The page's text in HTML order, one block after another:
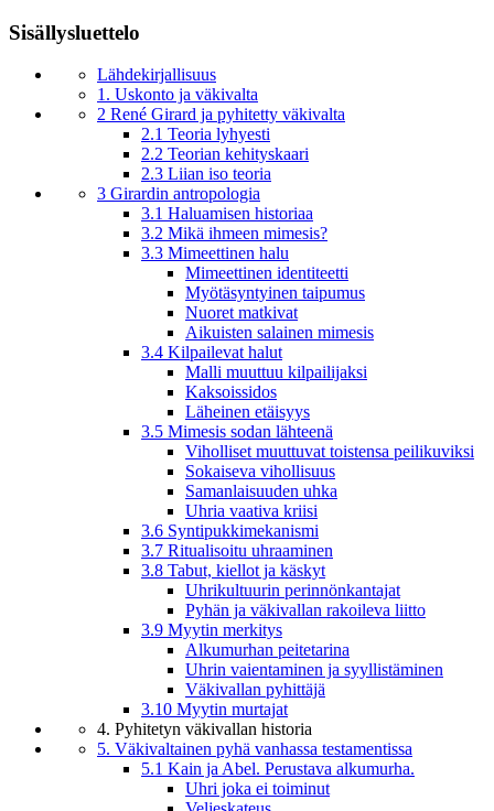
Sisällysluettelo
Lähdekirjallisuus
1. Uskonto ja väkivalta
2 René Girard ja pyhitetty väkivalta
2.1 Teoria lyhyesti
2.2 Teorian kehityskaari
2.3 Liian iso teoria
3 Girardin antropologia
3.1 Haluamisen historiaa
3.2 Mikä ihmeen mimesis?
3.3 Mimeettinen halu
Mimeettinen identiteetti
Myötäsyntyinen taipumus
Nuoret matkivat
Aikuisten salainen mimesis
3.4 Kilpailevat halut
Malli muuttuu kilpailijaksi
Kaksoissidos
Läheinen etäisyys
3.5 Mimesis sodan lähteenä
Viholliset muuttuvat toistensa peilikuviksi
Sokaiseva vihollisuus
Samanlaisuuden uhka
Uhria vaativa kriisi
3.6 Syntipukkimekanismi
3.7 Ritualisoitu uhraaminen
3.8 Tabut, kiellot ja käskyt
Uhrikultuurin perinnönkantajat
Pyhän ja väkivallan rakoileva liitto
3.9 Myytin merkitys
Alkumurhan peitetarina
Uhrin vaientaminen ja syyllistäminen
Väkivallan pyhittäjä
3.10 Myytin murtajat
4. Pyhitetyn väkivallan historia
5. Väkivaltainen pyhä vanhassa testamentissa
5.1 Kain ja Abel. Perustava alkumurha.
Uhri joka ei toiminut